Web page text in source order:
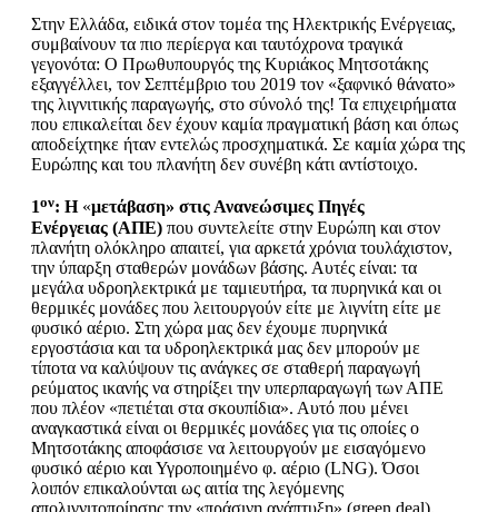
Στην Ελλάδα, ειδικά στον τομέα της Ηλεκτρικής Ενέργειας,
συμβαίνουν τα πιο περίεργα και ταυτόχρονα τραγικά
γεγονότα: Ο Πρωθυπουργός της Κυριάκος Μητσοτάκης
εξαγγέλλει, τον Σεπτέμβριο του 2019 τον «ξαφνικό θάνατο»
της λιγνιτικής παραγωγής, στο σύνολό της! Τα επιχειρήματα
που επικαλείται δεν έχουν καμία πραγματική βάση και όπως
αποδείχτηκε ήταν εντελώς προσχηματικά. Σε καμία χώρα της
Ευρώπης και του πλανήτη δεν συνέβη κάτι αντίστοιχο.
1ον: Η«μετάβαση» στις Ανανεώσιμες Πηγές
Ενέργειας (ΑΠΕ) που συντελείτε στην Ευρώπη και στον
πλανήτη ολόκληρο απαιτεί, για αρκετά χρόνια τουλάχιστον,
την ύπαρξη σταθερών μονάδων βάσης. Αυτές είναι: τα
μεγάλα υδροηλεκτρικά με ταμιευτήρα, τα πυρηνικά και οι
θερμικές μονάδες που λειτουργούν είτε με λιγνίτη είτε με
φυσικό αέριο. Στη χώρα μας δεν έχουμε πυρηνικά
εργοστάσια και τα υδροηλεκτρικά μας δεν μπορούν με
τίποτα να καλύψουν τις ανάγκες σε σταθερή παραγωγή
ρεύματος ικανής να στηρίξει την υπερπαραγωγή των ΑΠΕ
που πλέον «πετιέται στα σκουπίδια». Αυτό που μένει
αναγκαστικά είναι οι θερμικές μονάδες για τις οποίες ο
Μητσοτάκης αποφάσισε να λειτουργούν με εισαγόμενο
φυσικό αέριο και Υγροποιημένο φ. αέριο (LNG). Όσοι
λοιπόν επικαλούνται ως αιτία της λεγόμενης
απολιγνιτοποίησης την «πράσινη ανάπτυξη» (green deal),